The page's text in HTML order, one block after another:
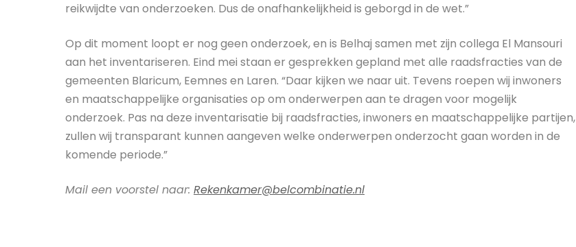
reikwijdte van onderzoeken. Dus de onafhankelijkheid is geborgd in de wet.”
Op dit moment loopt er nog geen onderzoek, en is Belhaj samen met zijn collega El Mansouri
aan het inventariseren. Eind mei staan er gesprekken gepland met alle raadsfracties van de
gemeenten Blaricum, Eemnes en Laren. “Daar kijken we naar uit. Tevens roepen wij inwoners
en maatschappelijke organisaties op om onderwerpen aan te dragen voor mogelijk
onderzoek. Pas na deze inventarisatie bij raadsfracties, inwoners en maatschappelijke partijen,
zullen wij transparant kunnen aangeven welke onderwerpen onderzocht gaan worden in de
komende periode.”
Mail een voorstel naar: Rekenkamer@belcombinatie.nl